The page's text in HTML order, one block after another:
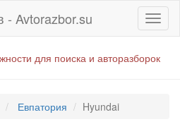
- Avtorazbor.su
для поиска и авторазборок
Евпатория Hyundai